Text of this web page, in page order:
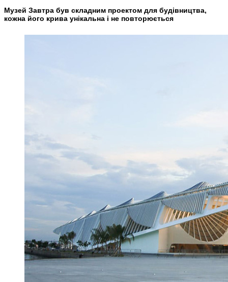
Музей Завтра був складним проектом для будівництва,
кожна його крива унікальна і не повторюється